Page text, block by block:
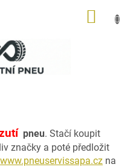
pneu. Stačí koupit
značky a poté předložit
www.pneuservissapa.cz na